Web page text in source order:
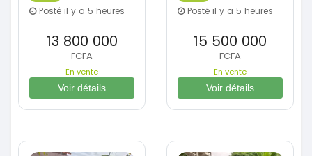
Posté il y a 5 heures
13 800 000
FCFA
En vente
Voir détails
Posté il y a 5 heures
15 500 000
FCFA
En vente
Voir détails